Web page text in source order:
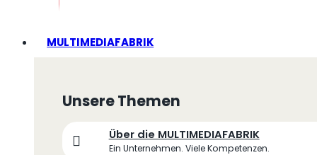
MULTIMEDIAFABRIK
Unsere Themen
Über die MULTIMEDIAFABRIK
Ein Unternehmen. Viele Kompetenzen.